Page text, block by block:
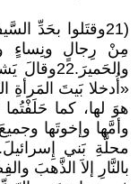
(21وقتَلوا بحَدِّ
مِنْ رِجالٍ ونِساءٍ
«أُدخلا بَيتَ المَرأةِ
وأمَّها وإخوتَها
بالنَّارِ إلاَ الذَّهبَ